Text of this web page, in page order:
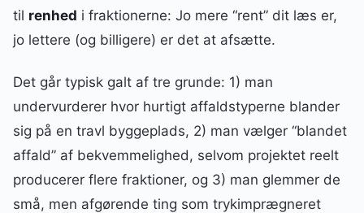
til renhed i fraktionerne: Jo mere “rent” dit læs er,
jo lettere (og billigere) er det at afsætte.
Det går typisk galt af tre grunde: 1) man
undervurderer hvor hurtigt affaldstyperne blander
sig på en travl byggeplads, 2) man vælger “blandet
affald” af bekvemmelighed, selvom projektet reelt
producerer flere fraktioner, og 3) man glemmer de
små, men afgørende ting som trykimprægneret